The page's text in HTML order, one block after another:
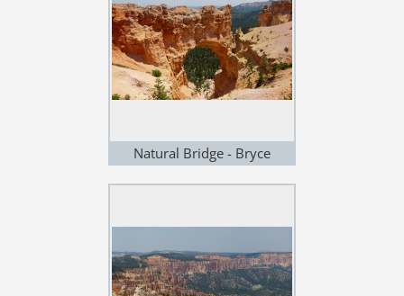
Natural Bridge - Bryce